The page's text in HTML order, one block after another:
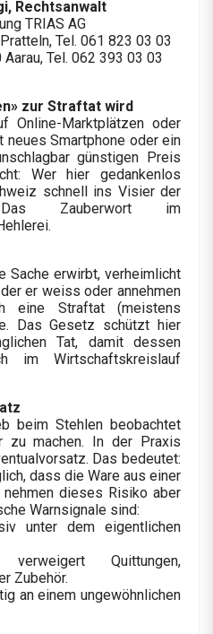
Rechtsanwalt
TRIAS AG
Tel. 061 823 03 03
Tel. 062 393 03 03
zur Straftat wird
Online-Marktplätzen oder
neues Smartphone oder ein
günstigen Preis
Wer hier gedankenlos
schnell ins Visier der
Das Zauberwort im
Sache erwirbt, verheimlicht
er weiss oder annehmen
eine Straftat (meistens
Das Gesetz schützt hier
Tat, damit dessen
im Wirtschaftskreislauf
beim Stehlen beobachtet
zu machen. In der Praxis
Das bedeutet:
dass die Ware aus einer
dieses Risiko aber
Warnsignale sind:
unter dem eigentlichen
Quittungen,
Zubehör.
an einem ungewöhnlichen